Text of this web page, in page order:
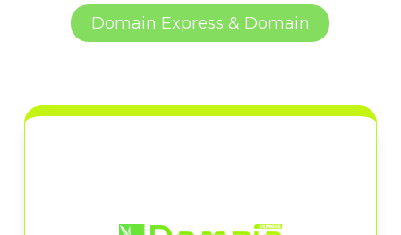
Domain Express & Domain